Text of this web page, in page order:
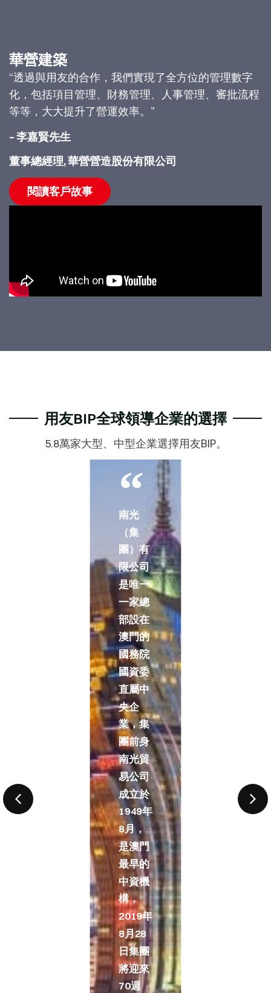
華營建築
“透過與用友的合作，我們實現了全方位的管理數字
化，包括項目管理、財務管理、人事管理、審批流程
等等，大大提升了營運效率。”
– 李嘉賢先生
董事總經理, 華營營造股份有限公司
閱讀客戶故事
用友BIP全球領導企業的選擇
5.8萬家大型、中型企業選擇用友BIP。
南光
（集
團）有
限公司
是唯一
一家總
部設在
澳門的
國務院
國資委
直屬中
央企
業，集
團前身
南光貿
易公司
成立於
1949年
8月，
是澳門
最早的
中資機
構，
2019年
8月28
日集團
將迎來
70週